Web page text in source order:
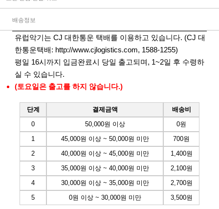
배송정보
유럽악기는 CJ 대한통운 택배를 이용하고 있습니다. (CJ 대
한통운택배: http://www.cjlogistics.com, 1588-1255)
평일 16시까지 입금완료시 당일 출고되며, 1~2일 후 수령하
실 수 있습니다.
(토요일은 출고를 하지 않습니다.)
단계 결제금액
배송비
0
50,000원 이상
0원
1
45,000원 이상 ~ 50,000원 미만
700원
2
40,000원 이상 ~ 45,000원 미만
1,400원
3
35,000원 이상 ~ 40,000원 미만
2,100원
4
30,000원 이상 ~ 35,000원 미만
2,700원
5
0원 이상 ~ 30,000원 미만 3,500원